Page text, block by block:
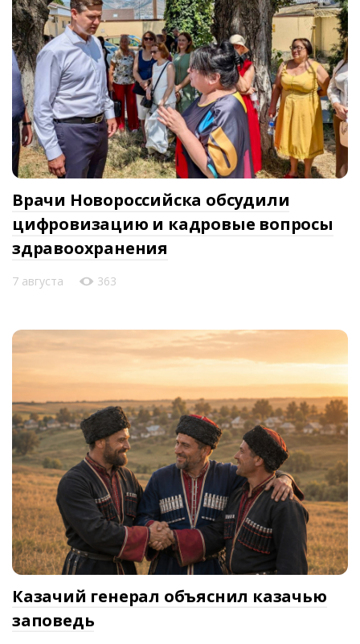
Врачи Новороссийска обсудили
цифровизацию и кадровые вопросы
здравоохранения
7 августа 363
Казачий генерал объяснил казачью
заповедь